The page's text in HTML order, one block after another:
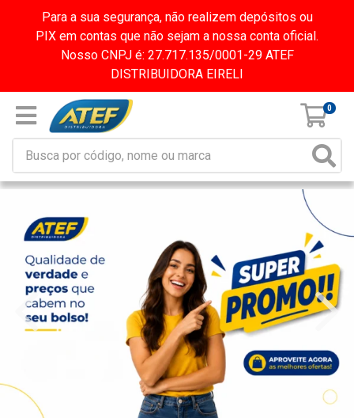
Para a sua segurança, não realizem depósitos ou
PIX em contas que não sejam a nossa conta oficial.
Nosso CNPJ é: 27.717.135/0001-29 ATEF
DISTRIBUIDORA EIRELI
0